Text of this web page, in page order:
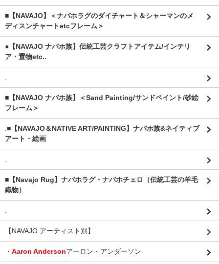
■【NAVAJO】＜ナバホラグのダイチャート＆シャーマンのメ
ディスンチャートetcフレーム＞
●【NAVAJO ナバホ族】伝統工芸クラフトアイテム/インテリ
ア・置物etc..
.
■【NAVAJO ナバホ族】＜Sand Painting/サンドペイント/砂絵
フレーム＞
.■【NAVAJO＆NATIVE ART/PAINTING】ナバホ族&ネイティブ
アート・絵画
.
■【Navajo Rug】ナバホラグ・ナバホチェロ（伝統工芸の羊毛
織物）
.
【NAVAJO アーティスト別】
・ Aaron Andersonアーロン・アンダーソン